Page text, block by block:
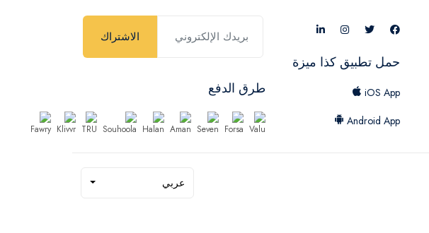
حمل تطبيق كذا ميزة
iOS App
Android App
الاشتراك
طرق الدفع
عربي